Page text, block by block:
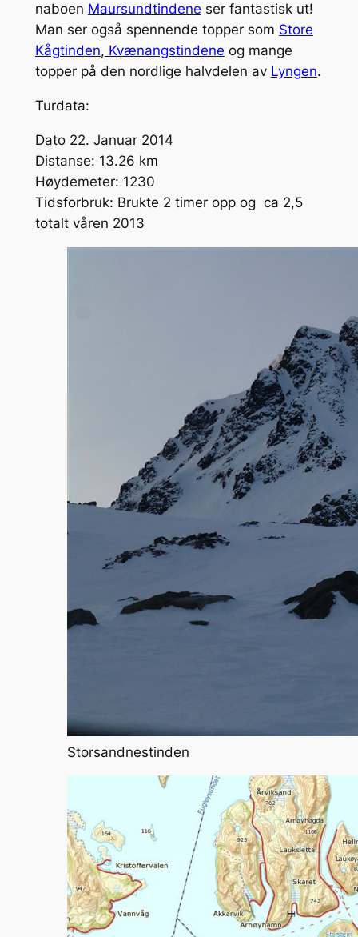
naboen Maursundtindene ser fantastisk ut!
Man ser også spennende topper som Store
Kågtinden, Kvænangstindene og mange
topper på den nordlige halvdelen av Lyngen.
Turdata:
Dato 22. Januar 2014
Distanse: 13.26 km
Høydemeter: 1230
Tidsforbruk: Brukte 2 timer opp og ca 2,5
totalt våren 2013
Storsandnestinden